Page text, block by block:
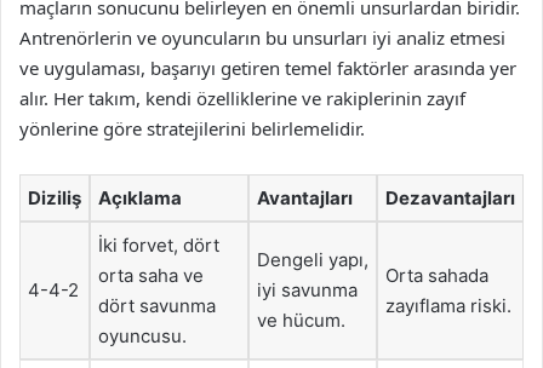
maçların sonucunu belirleyen en önemli unsurlardan biridir.
Antrenörlerin ve oyuncuların bu unsurları iyi analiz etmesi
ve uygulaması, başarıyı getiren temel faktörler arasında yer
alır. Her takım, kendi özelliklerine ve rakiplerinin zayıf
yönlerine göre stratejilerini belirlemelidir.
Diziliş Açıklama Avantajları Dezavantajları
4-4-2
İki forvet, dört
orta saha ve
dört savunma
oyuncusu.
Dengeli yapı,
iyi savunma
ve hücum.
Orta sahada
zayıflama riski.